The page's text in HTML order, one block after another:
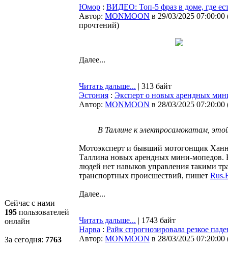
Сейчас с нами
195 пользователей
онлайн
За сегодня: 7763
Юмор : ВИДЕО: Топ-5 фраз в доме, где
Автор: MONMOON в 29/03/2025 07:00:00
прочтений)
Далее...
Читать дальше... | 313 байт
Эстония : Эксперт о новых арендных
Автор: MONMOON в 28/03/2025 07:20:00
В Таллине к электросамокатам,
Мотоэксперт и бывший мотогонщик
Таллина новых арендных мини-мопедов.
людей нет навыков управления такими
транспортных происшествий, пишет
Далее...
Читать дальше... | 1743 байт
Нарва : Райк спрогнозировала резкое
Автор: MONMOON в 28/03/2025 07:20:00